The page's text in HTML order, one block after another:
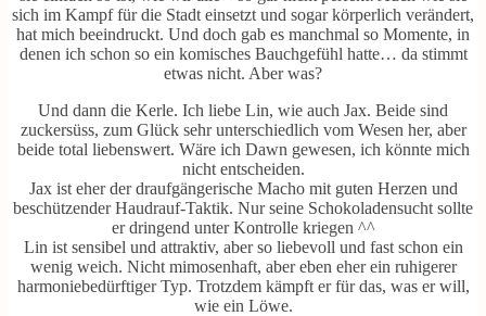
sich im Kampf für die Stadt einsetzt und sogar körperlich verändert,
hat mich beeindruckt. Und doch gab es manchmal so Momente, in
denen ich schon so ein komisches Bauchgefühl hatte… da stimmt
etwas nicht. Aber was?
Und dann die Kerle. Ich liebe Lin, wie auch Jax. Beide sind
zuckersüss, zum Glück sehr unterschiedlich vom Wesen her, aber
beide total liebenswert. Wäre ich Dawn gewesen, ich könnte mich
nicht entscheiden.
Jax ist eher der draufgängerische Macho mit guten Herzen und
beschützender Haudrauf-Taktik. Nur seine Schokoladensucht sollte
er dringend unter Kontrolle kriegen ^^
Lin ist sensibel und attraktiv, aber so liebevoll und fast schon ein
wenig weich. Nicht mimosenhaft, aber eben eher ein ruhigerer
harmoniebedürftiger Typ. Trotzdem kämpft er für das, was er will,
wie ein Löwe.